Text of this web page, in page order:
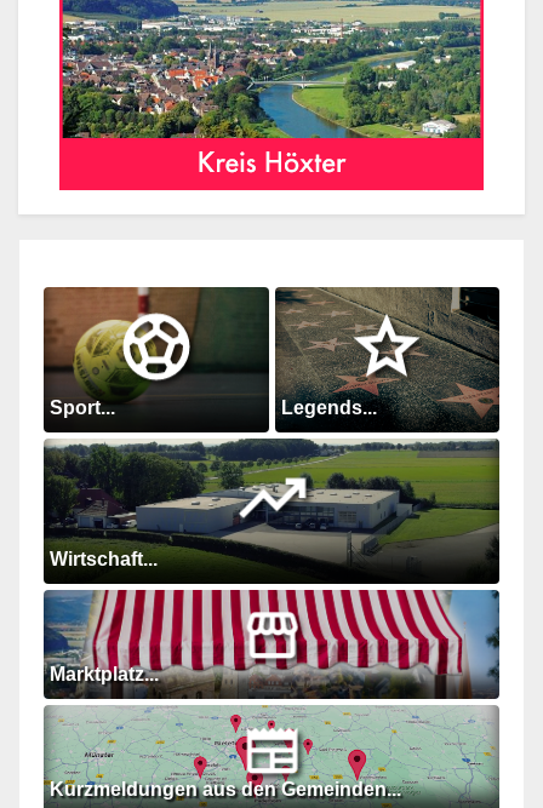
Sport... Legends...
Wirtschaft...
Marktplatz...
Kurzmeldungen aus den Gemeinden...